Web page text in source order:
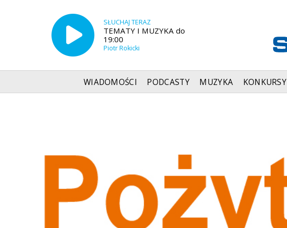
SŁUCHAJ TERAZ
TEMATY I MUZYKA do
19:00
Piotr Rokicki
WIADOMOŚCI PODCASTY MUZYKA KONKURSY